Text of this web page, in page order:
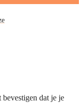
dat je je